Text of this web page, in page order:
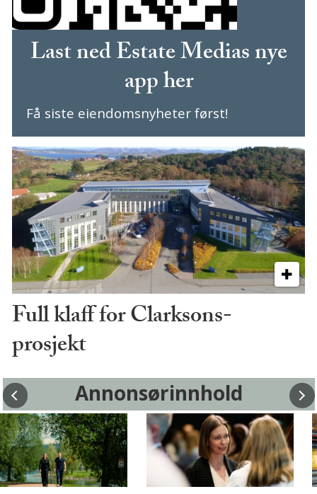
Last ned Estate Medias nye
app her
Få siste eiendomsnyheter først!
Full klaff for Clarksons-
prosjekt
Annonsørinnhold